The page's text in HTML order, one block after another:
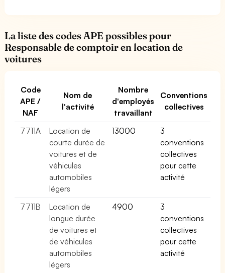
La liste des codes APE possibles pour
Responsable de comptoir en location de
voitures
Code
APE /
NAF
Nom de
l'activité
Nombre
d'employés
travaillant
Conventions
collectives
7711A
Location de
courte durée de
voitures et de
véhicules
automobiles
légers
13000
3
conventions
collectives
pour cette
activité
7711B
Location de
longue durée
de voitures et
de véhicules
automobiles
légers
4900
3
conventions
collectives
pour cette
activité